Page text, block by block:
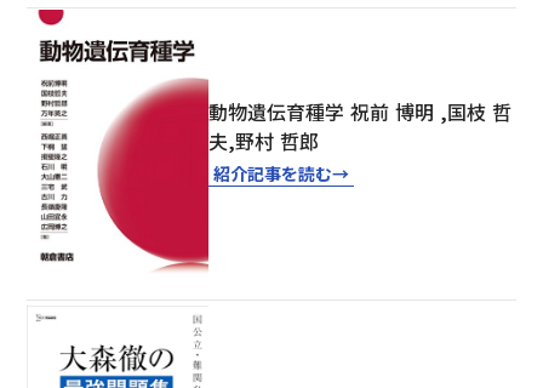
動物遺伝育種学 祝前 博明 ,国枝 哲
夫,野村 哲郎
紹介記事を読む→